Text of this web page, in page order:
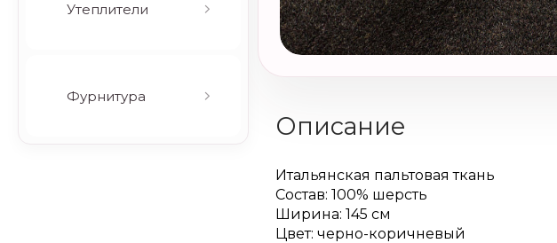
Утеплители
Фурнитура
Описание
Итальянская пальтовая ткань
Состав: 100% шерсть
Ширина: 145 см
Цвет: черно-коричневый